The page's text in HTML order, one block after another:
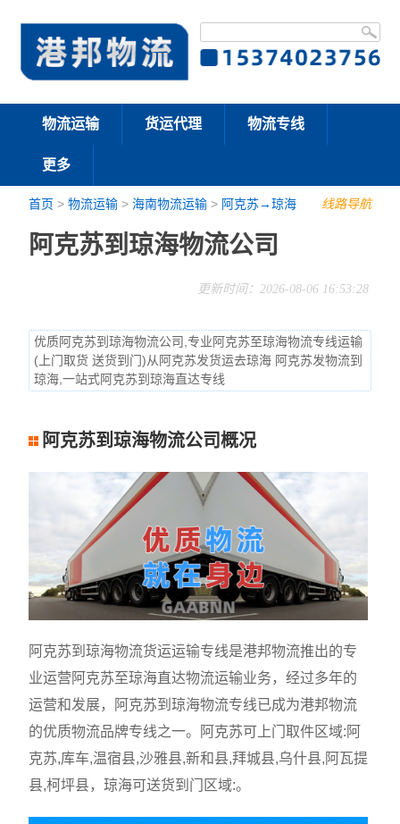
物流运输 货运代理 物流专线
更多
线路导航
首页 >物流运输 >海南物流运输 > 阿克苏→琼海
阿克苏到琼海物流公司
更新时间：2026-08-06 16:53:28
优质阿克苏到琼海物流公司,专业阿克苏至琼海物流专线运输
(上门取货 送货到门)从阿克苏发货运去琼海 阿克苏发物流到
琼海,一站式阿克苏到琼海直达专线
阿克苏到琼海物流公司概况
阿克苏到琼海物流货运运输专线是港邦物流推出的专
业运营阿克苏至琼海直达物流运输业务，经过多年的
运营和发展，阿克苏到琼海物流专线已成为港邦物流
的优质物流品牌专线之一。阿克苏可上门取件区域:阿
克苏,库车,温宿县,沙雅县,新和县,拜城县,乌什县,阿瓦提
县,柯坪县，琼海可送货到门区域:。